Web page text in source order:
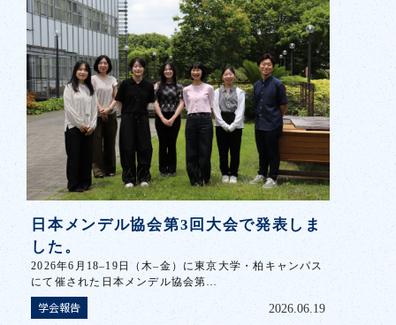
日本メンデル協会第3回大会で発表しま
した。
2026年6月18–19日（木–金）に東京大学・柏キャンパス
にて催された日本メンデル協会第…
学会報告 2026.06.19